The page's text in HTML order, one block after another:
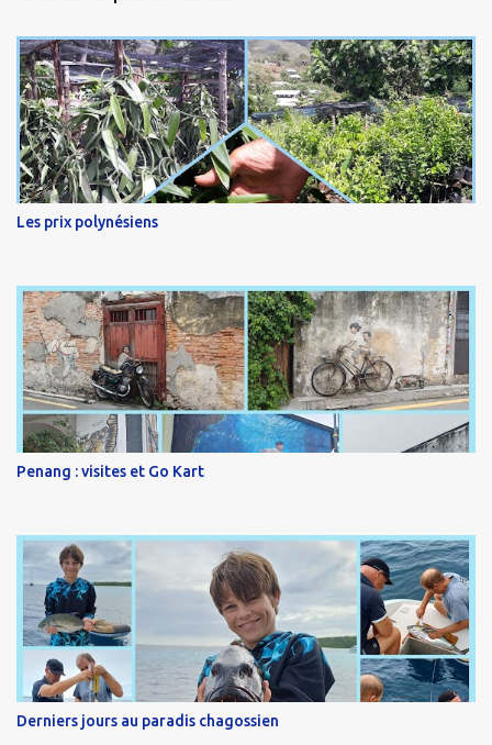
Les prix polynésiens
Penang : visites et Go Kart
Derniers jours au paradis chagossien